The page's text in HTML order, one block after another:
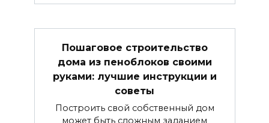
Пошаговое строительство
дома из пеноблоков своими
руками: лучшие инструкции и
советы
Построить свой собственный дом
может быть сложным заданием